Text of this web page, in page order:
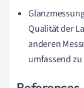
Qualität der
anderen
umfassend